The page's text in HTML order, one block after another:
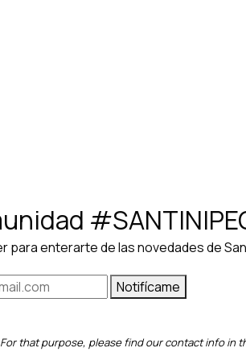
enterarte de las novedades de
Notifícame
that purpose, please find our contact info in